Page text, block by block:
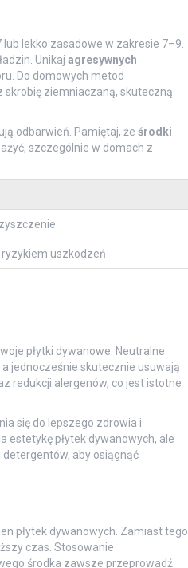
lekko zasadowe w zakresie 7–9.
Unikaj agresywnych
Do domowych metod
skrobię ziemniaczaną, skuteczną
odbarwień. Pamiętaj, że środki
szczególnie w domach z
uszkodzeń
płytki dywanowe. Neutralne
jednocześnie skutecznie usuwają
redukcji alergenów, co jest istotne
się do lepszego zdrowia i
estetykę płytek dywanowych, ale
aby osiągnąć
płytek dywanowych. Zamiast tego
czas. Stosowanie
środka zawsze przeprowadź